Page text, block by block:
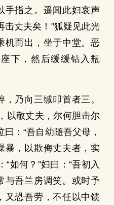
手指之。遥闻此妇哀声
击丈夫矣！”狐疑见此光
机而出，坐于中堂。恶
下，然后缓缓钻入瓶
乃向三缄叩首者三。
以敬丈夫，尔何胆击尔
：“吾自幼随吾父母，
暴，以欺侮丈夫者，实
“如何？”妇曰：“吾初入
与吾兰房调笑。或时予
又恐吾劳，不任以中馈